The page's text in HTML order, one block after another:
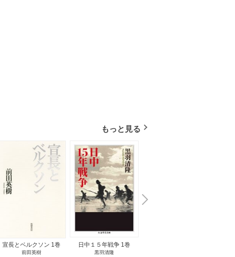
もっと見る
宣長とベルクソン 1巻
前田英樹
日中１５年戦争 1巻
黒羽清隆
N
e
x
t